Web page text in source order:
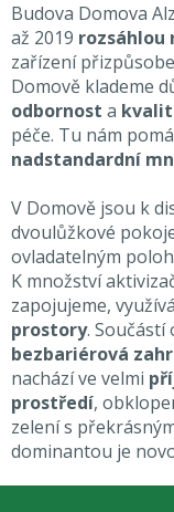
Budova Domova
až 2019 rozsáhlou
zařízení
Domově klademe
odbornost a
péče. Tu nám
nadstandardní
V Domově jsou k
dvoulůžkové
ovladatelným
K množství
zapojujeme,
prostory. Součástí
bezbariérová
nachází ve velmi
prostředí,
zelení s
dominantou je